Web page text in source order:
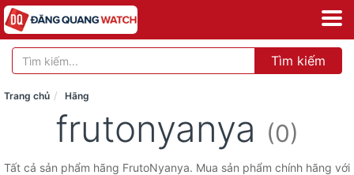
Tìm kiếm
Trang chủ Hãng
frutonyanya (0)
Tất cả sản phẩm hãng FrutoNyanya. Mua sản phẩm chính hãng với